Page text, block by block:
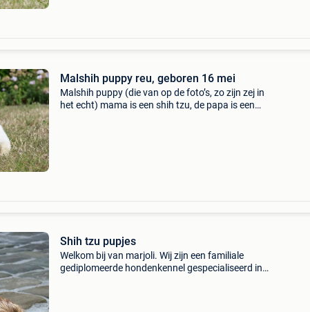
Malshih puppy reu, geboren 16 mei
Malshih puppy (die van op de foto’s, zo zijn zej in
het echt) mama is een shih tzu, de papa is een
Shih tzu pupjes
Welkom bij van marjoli. Wij zijn een familiale
gediplomeerde hondenkennel gespecialiseerd in